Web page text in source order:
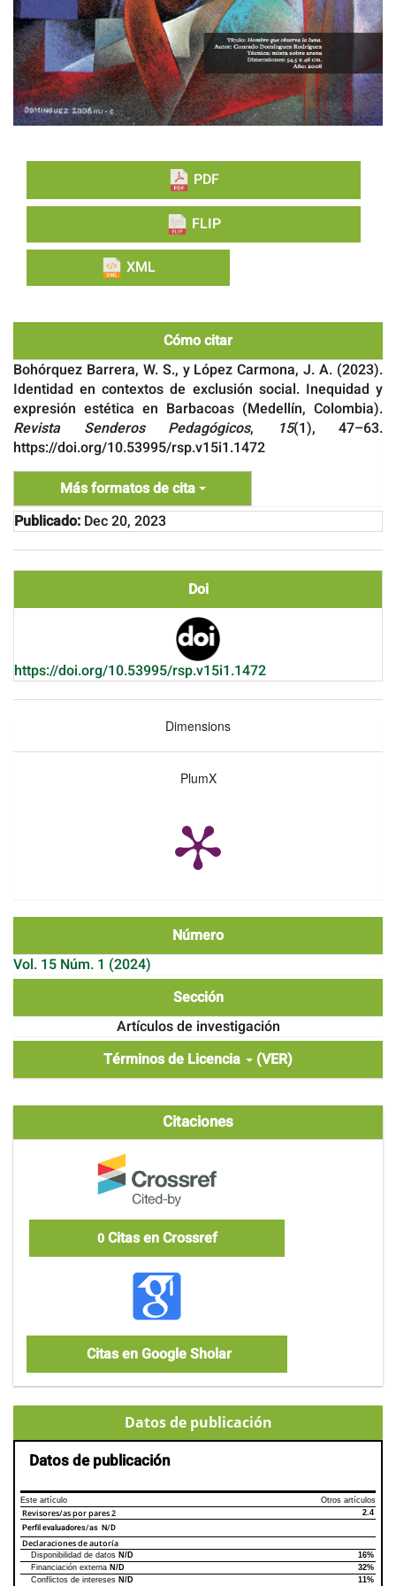
PDF
FLIP
XML
Cómo citar
Bohórquez Barrera, W. S., y López Carmona, J. A. (2023).
Identidad en contextos de exclusión social. Inequidad y
expresión estética en Barbacoas (Medellín, Colombia).
Revista Senderos Pedagógicos, 15(1), 47–63.
https://doi.org/10.53995/rsp.v15i1.1472
Más formatos de cita
Publicado: Dec 20, 2023
Doi
https://doi.org/10.53995/rsp.v15i1.1472
Dimensions
PlumX
Número
Vol. 15 Núm. 1 (2024)
Sección
Artículos de investigación
Términos de Licencia
(VER)
Citaciones
0Citas en Crossref
Citas en Google Sholar
Datos de publicación
Datos de publicación
Este artículo Otros artículos
Revisores/as por pares2 2.4
Perfil evaluadores/as N/D
Declaraciones de autoría
Declaraciones de autoríaEste artículo
Disponibilidad de datos N/D
16%
Financiación externa N/D
32%
Conflictos de intereses N/D 11%